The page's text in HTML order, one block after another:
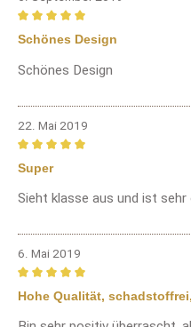
Bewertung mit 5 von 5
Schönes Design
Schönes Design
22. Mai 2019
Bewertung mit 5 von 5
Super
Sieht klasse aus und ist
6. Mai 2019
Bewertung mit 5 von 5
Hohe Qualität,